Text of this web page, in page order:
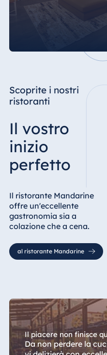
Scoprite i nostri
ristoranti
Il vostro
inizio
perfetto
Il ristorante Mandarine
offre un'eccellente
gastronomia sia a
colazione che a cena.
al ristorante Mandarine
Il piacere non finisce
Da non perdere la